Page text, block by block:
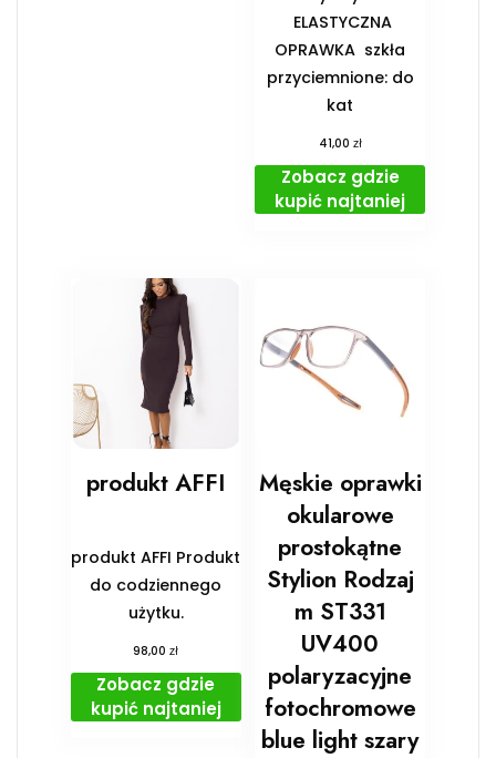
️ ELASTYCZNA
OPRAWKA ️ szkła
przyciemnione: do
kat
41,00 zł
Zobacz gdzie
kupić najtaniej
produkt AFFI
produkt AFFI Produkt
do codziennego
użytku.
98,00zł
Zobacz gdzie
kupić najtaniej
Męskie oprawki
okularowe
prostokątne
Stylion Rodzaj
m ST331
UV400
polaryzacyjne
fotochromowe
blue light szary